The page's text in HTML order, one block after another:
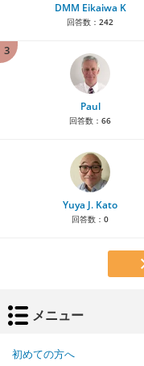
DMM Eikaiwa K
回答数： 242
3
Paul
回答数： 66
Yuya J. Kato
回答数： 0
メニュー
初めての方へ